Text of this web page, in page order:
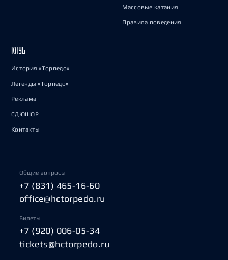
Массовые катания
Правила поведения
КЛУБ
История «Торпедо»
Легенды «Торпедо»
Реклама
СДЮШОР
Контакты
Общие вопросы
+7 (831) 465-16-60
office@hctorpedo.ru
Билеты
+7 (920) 006-05-34
tickets@hctorpedo.ru